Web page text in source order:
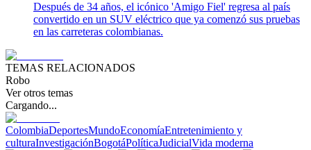
Después de 34 años, el icónico 'Amigo Fiel' regresa al país
convertido en un SUV eléctrico que ya comenzó sus pruebas
en las carreteras colombianas.
TEMAS RELACIONADOS
Robo
Ver otros temas
Cargando...
ColombiaDeportesMundoEconomíaEntretenimiento y
culturaInvestigaciónBogotáPolíticaJudicialVida moderna